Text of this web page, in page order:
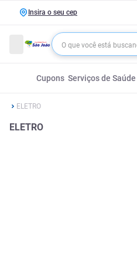
Insira o seu cep
Cupons Serviços de Saúde
ELETRO
ELETRO